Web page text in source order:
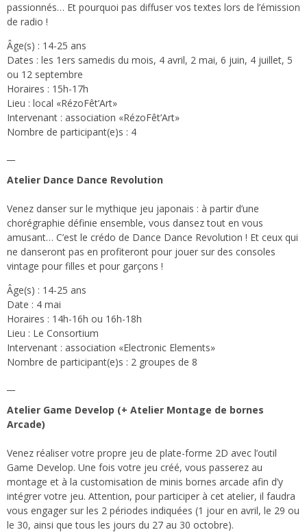
passionnés… Et pourquoi pas diffuser vos textes lors de l’émission
de radio !
Âge(s) : 14-25 ans
Dates : les 1ers samedis du mois, 4 avril, 2 mai, 6 juin, 4 juillet, 5
ou 12 septembre
Horaires : 15h-17h
Lieu : local «RézoFêt’Art»
Intervenant : association «RézoFêt’Art»
Nombre de participant(e)s : 4
Atelier Dance Dance Revolution
Venez danser sur le mythique jeu japonais : à partir d’une
chorégraphie définie ensemble, vous dansez tout en vous
amusant… C’est le crédo de Dance Dance Revolution ! Et ceux qui
ne danseront pas en profiteront pour jouer sur des consoles
vintage pour filles et pour garçons !
Âge(s) : 14-25 ans
Date : 4 mai
Horaires : 14h-16h ou 16h-18h
Lieu : Le Consortium
Intervenant : association «Electronic Elements»
Nombre de participant(e)s : 2 groupes de 8
Atelier Game Develop (+ Atelier Montage de bornes
Arcade)
Venez réaliser votre propre jeu de plate-forme 2D avec l’outil
Game Develop. Une fois votre jeu créé, vous passerez au
montage et à la customisation de minis bornes arcade afin d’y
intégrer votre jeu. Attention, pour participer à cet atelier, il faudra
vous engager sur les 2 périodes indiquées (1 jour en avril, le 29 ou
le 30, ainsi que tous les jours du 27 au 30 octobre).